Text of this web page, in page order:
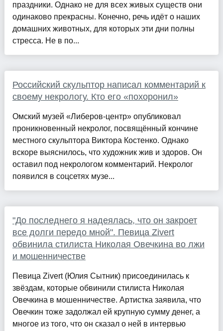
праздники. Однако не для всех живых существ они
одинаково прекрасны. Конечно, речь идёт о наших
домашних животных, для которых эти дни полны
стресса. Не в по...
Российский скульптор написал комментарий к
своему некрологу. Кто его «похоронил»
Омский музей «Либеров-центр» опубликовал
проникновенный некролог, посвящённый кончине
местного скульптора Виктора Костенко. Однако
вскоре выяснилось, что художник жив и здоров. Он
оставил под некрологом комментарий. Некролог
появился в соцсетях музе...
"До последнего я надеялась, что он закроет
все долги передо мной". Певица Zivert
обвинила стилиста Николая Овечкина во лжи
и мошенничестве
Певица Zivert (Юлия Сытник) присоединилась к
звёздам, которые обвинили стилиста Николая
Овечкина в мошенничестве. Артистка заявила, что
Овечкин тоже задолжал ей крупную сумму денег, а
многое из того, что он сказал о ней в интервью